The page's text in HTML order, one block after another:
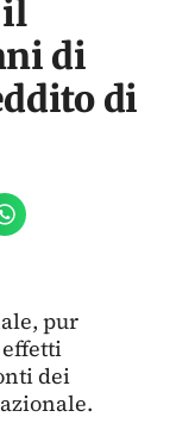
il
di
di
pur
dei